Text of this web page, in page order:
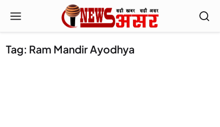
Tag: Ram Mandir Ayodhya